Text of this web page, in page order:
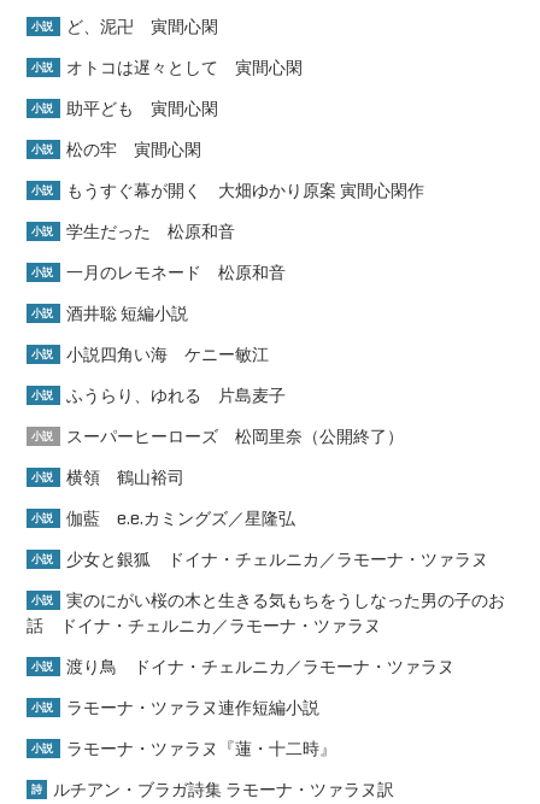
小説 ど、泥卍 寅間心閑
小説 オトコは遅々として 寅間心閑
小説 助平ども 寅間心閑
小説 松の牢 寅間心閑
小説 もうすぐ幕が開く 大畑ゆかり原案 寅間心閑作
小説 学生だった 松原和音
小説 一月のレモネード 松原和音
小説 酒井聡 短編小説
小説 小説四角い海 ケニー敏江
小説 ふうらり、ゆれる 片島麦子
小説 スーパーヒーローズ 松岡里奈（公開終了）
小説 横領 鶴山裕司
小説 伽藍 e.e.カミングズ／星隆弘
小説 少女と銀狐 ドイナ・チェルニカ／ラモーナ・ツァラヌ
小説
実のにがい桜の木と生きる気もちをうしなった男の子のお
話 ドイナ・チェルニカ／ラモーナ・ツァラヌ
小説 渡り鳥 ドイナ・チェルニカ／ラモーナ・ツァラヌ
小説 ラモーナ・ツァラヌ連作短編小説
小説 ラモーナ・ツァラヌ『蓮・十二時』
詩 ルチアン・ブラガ詩集 ラモーナ・ツァラヌ訳